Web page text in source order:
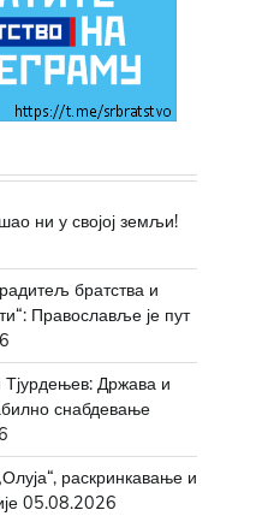
ни у својој земљи!
братства и
Православље је пут
Држава и
снабдевање
раскринкавање и
05.08.2026